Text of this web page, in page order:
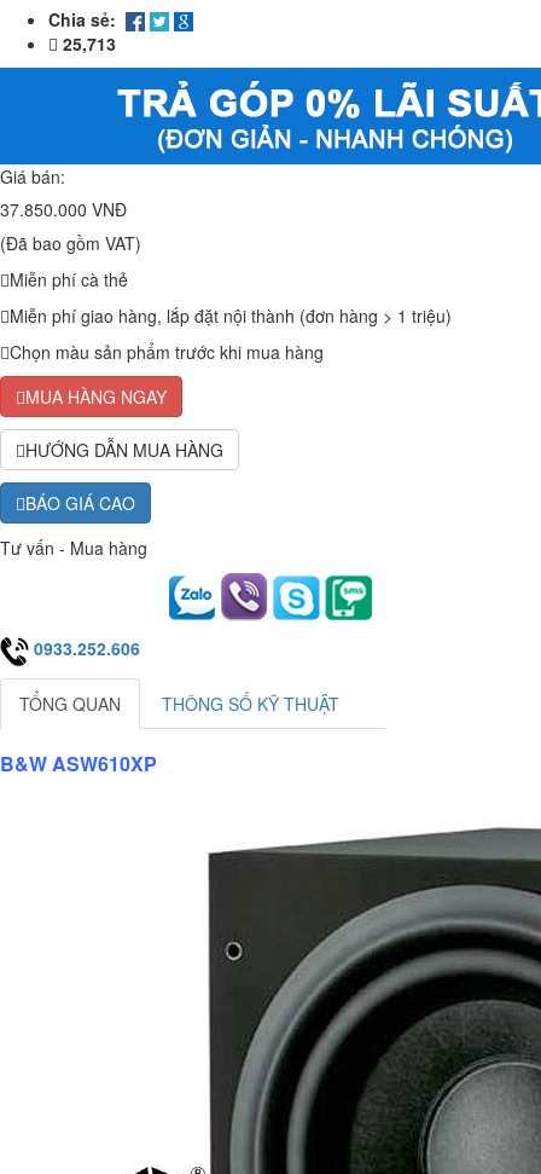
Chia sẻ:
25,713
Giá bán:
37.850.000 VNĐ
(Đã bao gồm VAT)
Miễn phí cà thẻ
Miễn phí giao hàng, lắp đặt nội thành (đơn hàng > 1 triệu)
Chọn màu sản phẩm trước khi mua hàng
MUA HÀNG NGAY
HƯỚNG DẪN MUA HÀNG
BÁO GIÁ CAO
Tư vấn - Mua hàng
0933.252.606
TỔNG QUAN THÔNG SỐ KỸ THUẬT
B&W ASW610XP